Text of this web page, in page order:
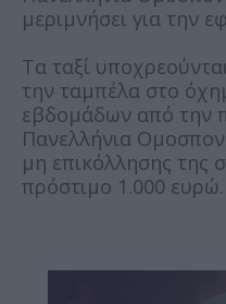
μεριμνήσει για την
Τα ταξί
την ταμπέλα στο
εβδομάδων από την
Πανελλήνια
μη επικόλλησης της
πρόστιμο 1.000 ευρώ.